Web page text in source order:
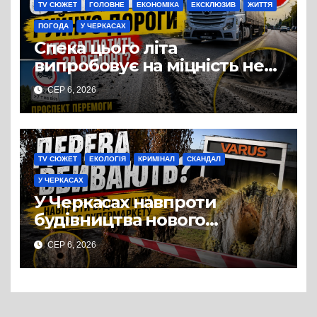
TV СЮЖЕТ ГОЛОВНЕ ЕКОНОМІКА ЕКСКЛЮЗИВ ЖИТТЯ
ПОГОДА У ЧЕРКАСАХ
Спека цього літа
випробовує на міцність не
лише людей, а й дороги
Черкас
СЕР 6, 2026
TV СЮЖЕТ ЕКОЛОГІЯ КРИМІНАЛ СКАНДАЛ
У ЧЕРКАСАХ
У Черкасах навпроти
будівництва нового
супермаркету VARUS на
проспекті Перемоги всохли
дерева. І це навряд чи
можна назвати
СЕР 6, 2026